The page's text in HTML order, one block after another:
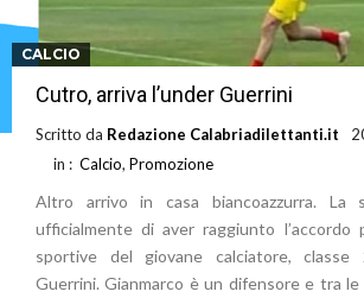
CALCIO
Cutro, arriva l’under Guerrini
Scritto da Redazione Calabriadilettanti.it
in : Calcio, Promozione
Altro arrivo in casa biancoazzurra. La
ufficialmente di aver raggiunto l’accordo
sportive del giovane calciatore, classe
Guerrini. Gianmarco è un difensore e tra le